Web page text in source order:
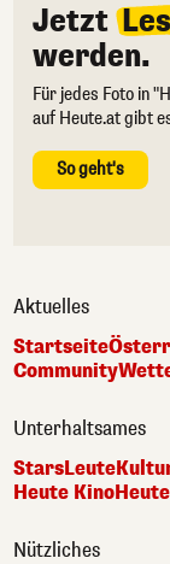
Jetzt
werden.
Für jedes Foto in
auf Heute.at gibt
So geht's
Aktuelles
Startseite
Community
Unterhaltsames
StarsLeute
Heute Kino
Nützliches